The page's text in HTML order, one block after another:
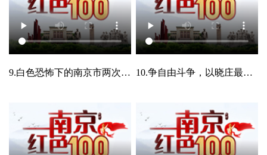
9.白色恐怖下的南京市两次党代会.mp4 10.争自由斗争，以晓庄最好 2.mp4